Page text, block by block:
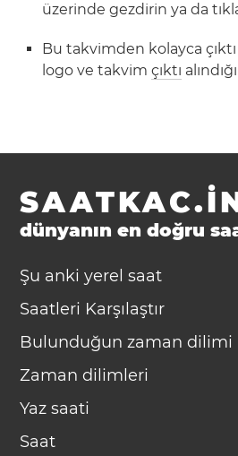
üzerinde gezdirin ya da
Bu takvimden kolayca çıktı
logo ve takvimçıktı
dünyanın en doğru
Şu anki yerel saat
Saatleri Karşılaştır
Bulunduğun zaman dilimi
Zaman dilimleri
Yaz saati
Saat